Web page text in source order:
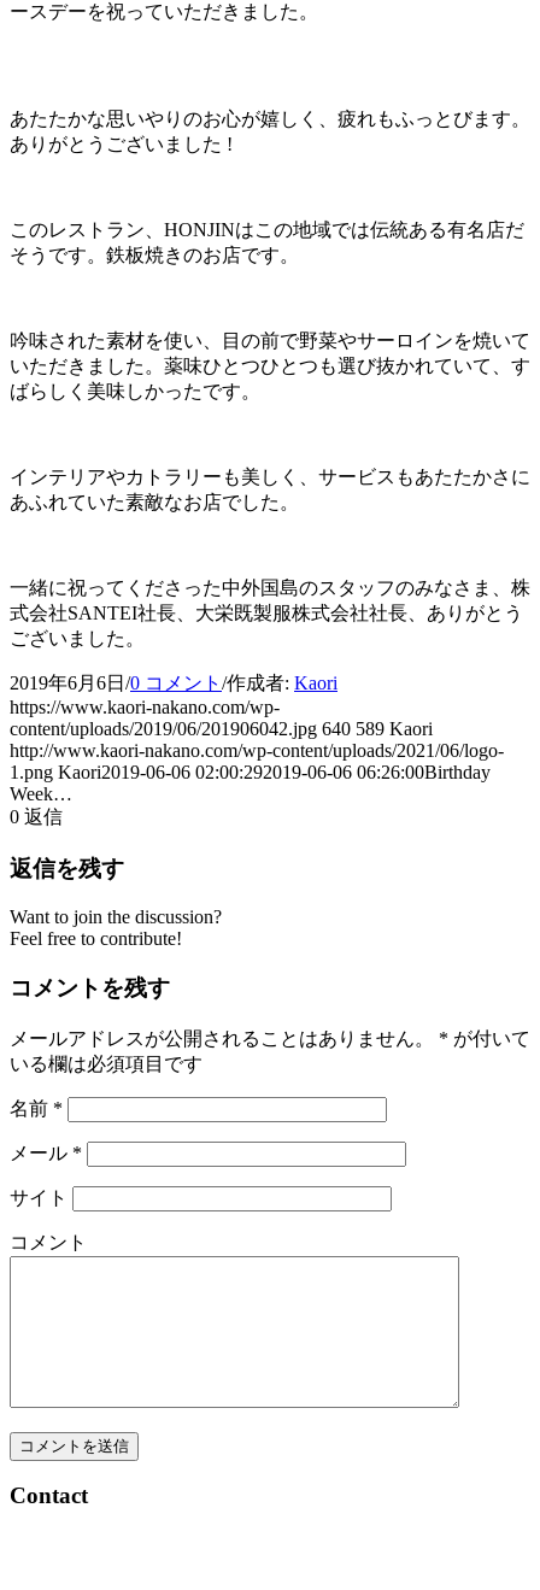
ースデーを祝っていただきました。
あたたかな思いやりのお心が嬉しく、疲れもふっとびます。
ありがとうございました !
このレストラン、HONJINはこの地域では伝統ある有名店だ
そうです。鉄板焼きのお店です。
吟味された素材を使い、目の前で野菜やサーロインを焼いて
いただきました。薬味ひとつひとつも選び抜かれていて、す
ばらしく美味しかったです。
インテリアやカトラリーも美しく、サービスもあたたかさに
あふれていた素敵なお店でした。
一緒に祝ってくださった中外国島のスタッフのみなさま、株
式会社SANTEI社長、大栄既製服株式会社社長、ありがとう
ございました。
2019年6月6日 /0 コメント /作成者: Kaori
https://www.kaori-nakano.com/wp-
content/uploads/2019/06/201906042.jpg 640 589 Kaori
http://www.kaori-nakano.com/wp-content/uploads/2021/06/logo-
1.png Kaori2019-06-06 02:00:292019-06-06 06:26:00Birthday
Week…
0 返信
返信を残す
Want to join the discussion?
Feel free to contribute!
コメントを残す
メールアドレスが公開されることはありません。 * が付いて
いる欄は必須項目です
名前 *
メール *
サイト
コメント
Contact